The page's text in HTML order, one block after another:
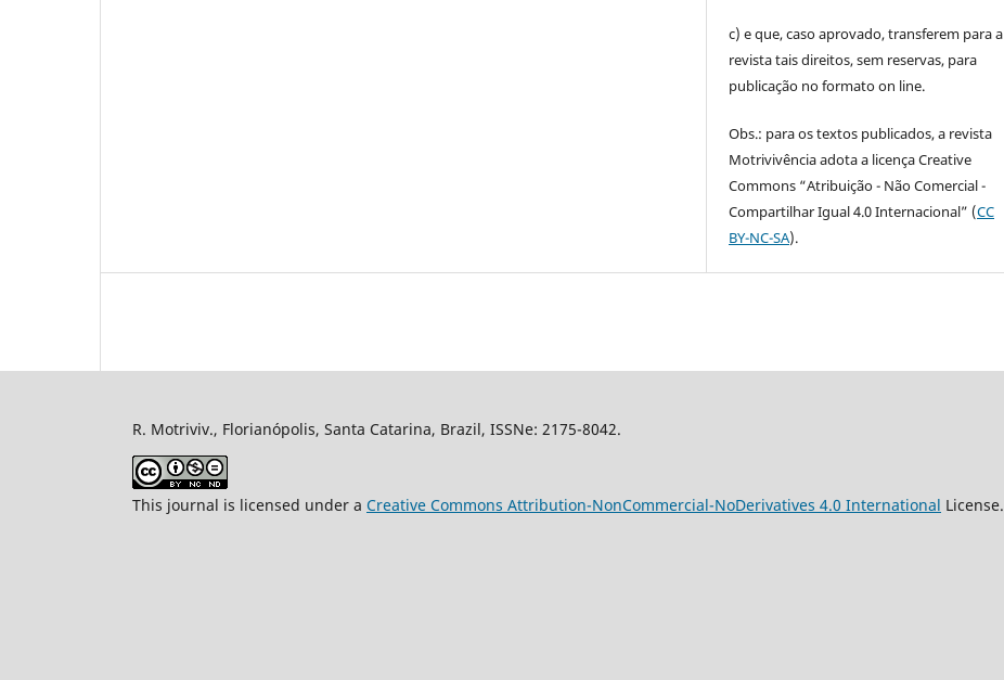
c) e que, caso aprovado, transferem para a
revista tais direitos, sem reservas, para
publicação no formato on line.
Obs.: para os textos publicados, a revista
Motrivivência adota a licença Creative
Commons “Atribuição - Não Comercial -
Compartilhar Igual 4.0 Internacional” (CC
BY-NC-SA).
R. Motriviv., Florianópolis, Santa Catarina, Brazil, ISSNe: 2175-8042.
This journal is licensed under a Creative Commons Attribution-NonCommercial-NoDerivatives 4.0 International License.